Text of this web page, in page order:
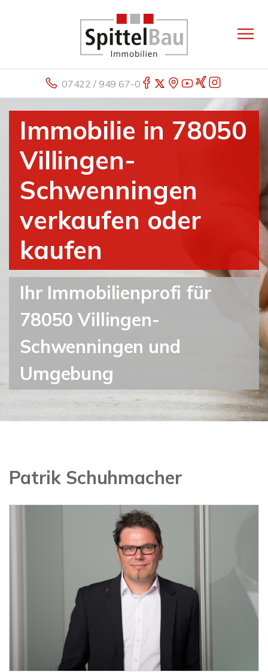
07422 / 949 67-0
Immobilie in 78050
Villingen-
Schwenningen
verkaufen oder
kaufen
Ihr Immobilienprofi für
78050 Villingen-
Schwenningen und
Umgebung
Patrik Schuhmacher